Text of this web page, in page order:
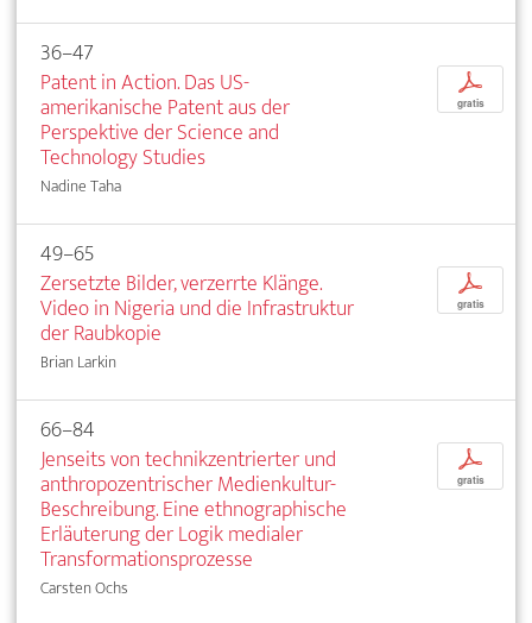
36–47
Patent in Action. Das US-
amerikanische Patent aus der
Perspektive der Science and
Technology Studies
Nadine Taha
p
gratis
49–65
Zersetzte Bilder, verzerrte Klänge.
Video in Nigeria und die Infrastruktur
der Raubkopie
Brian Larkin
p
gratis
66–84
Jenseits von technikzentrierter und
anthropozentrischer Medienkultur-
Beschreibung. Eine ethnographische
Erläuterung der Logik medialer
Transformationsprozesse
Carsten Ochs
p
gratis